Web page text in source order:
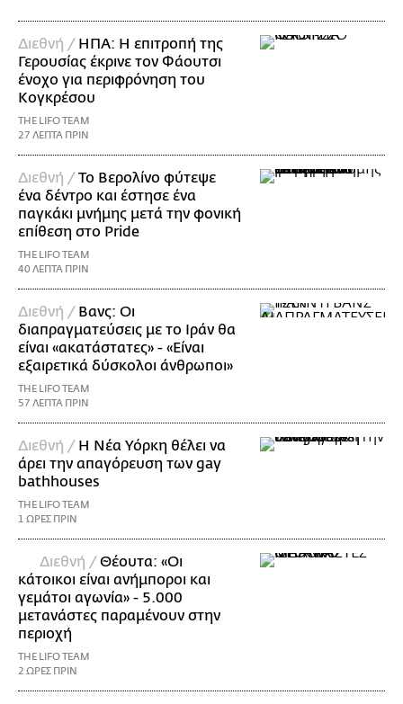
Διεθνή / ΗΠΑ: Η επιτροπή της
Γερουσίας έκρινε τον Φάουτσι
ένοχο για περιφρόνηση του
Κογκρέσου
THE LIFO TEAM
27 ΛΕΠΤΑ ΠΡΙΝ
Διεθνή /Το Βερολίνο φύτεψε
ένα δέντρο και έστησε ένα
παγκάκι μνήμης μετά την φονική
επίθεση στο Pride
THE LIFO TEAM
40 ΛΕΠΤΑ ΠΡΙΝ
Διεθνή / Βανς: Οι
διαπραγματεύσεις με το Ιράν θα
είναι «ακατάστατες» - «Είναι
εξαιρετικά δύσκολοι άνθρωποι»
THE LIFO TEAM
57 ΛΕΠΤΑ ΠΡΙΝ
Διεθνή / Η Νέα Υόρκη θέλει να
άρει την απαγόρευση των gay
bathhouses
THE LIFO TEAM
1 ΩΡΕΣ ΠΡΙΝ
Διεθνή /Θέουτα: «Οι
κάτοικοι είναι ανήμποροι και
γεμάτοι αγωνία» - 5.000
μετανάστες παραμένουν στην
περιοχή
THE LIFO TEAM
2 ΩΡΕΣ ΠΡΙΝ